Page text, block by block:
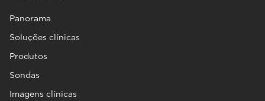
Panorama
Soluções clínicas
Produtos
Sondas
Imagens clínicas